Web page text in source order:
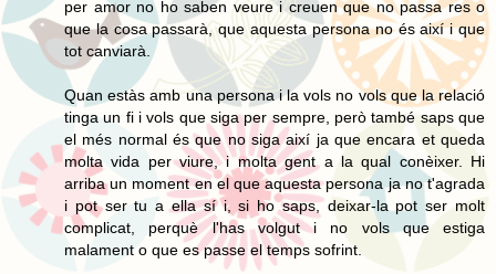
per amor no ho saben veure i creuen que no passa res o
que la cosa passarà, que aquesta persona no és així i que
tot canviarà.
Quan estàs amb una persona i la vols no vols que la relació
tinga un fi i vols que siga per sempre, però també saps que
el més normal és que no siga així ja que encara et queda
molta vida per viure, i molta gent a la qual conèixer. Hi
arriba un moment en el que aquesta persona ja no t'agrada
i pot ser tu a ella sí i, si ho saps, deixar-la pot ser molt
complicat, perquè l'has volgut i no vols que estiga
malament o que es passe el temps sofrint.